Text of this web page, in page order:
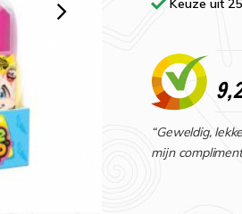
Keuze uit
“Geweldig,
mijn